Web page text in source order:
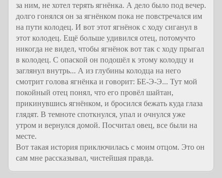
за ним, не хотел терять ягнёнка. А дело было под вечер.
долго гонялся он за ягнёнком пока не повстречался им
на пути колодец. И вот этот ягнёнок с ходу сиганул в
этот колодец. Ещё больше удивился отец, потомучто
никогда не видел, чтобы ягнёнок вот так с ходу прыгал
в колодец. С опаской он подошёл к этому колодцу и
заглянул внутрь... А из глубины колодца на него
смотрит голова ягнёнка и говорит: БЕ-Э-Э... Тут мой
покойный отец понял, что его провёл шайтан,
прикинувшись ягнёнком, и бросился бежать куда глаза
глядят. В темноте споткнулся, упал и очнулся уже
утром и вернулся домой. Посчитал овец, все были на
месте.
Вот такая история приключилась с моим отцом. Это он
сам мне рассказывал, чистейшая правда.